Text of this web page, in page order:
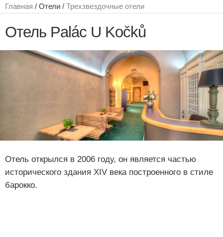
Главная / Отели / Трехзвездочные отели
Отель Palác U Kočků
Отель открылся в 2006 году, он является частью
исторического здания ХIV века построенного в стиле
барокко.